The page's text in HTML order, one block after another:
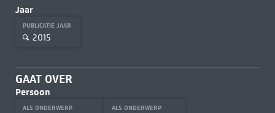
Jaar
PUBLICATIE JAAR
2015
GAAT OVER
Persoon
ALS ONDERWERP ALS ONDERWERP